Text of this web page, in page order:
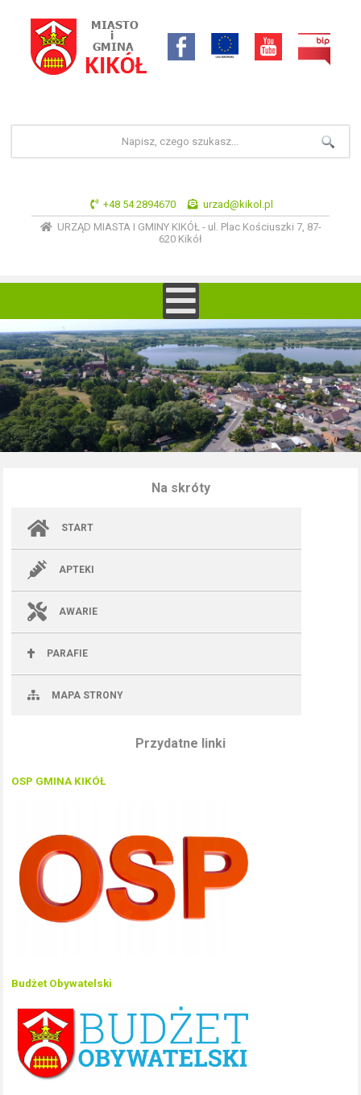
+48 54 2894670
urzad@kikol.pl
URZĄD MIASTA I GMINY KIKÓŁ - ul. Plac Kościuszki 7, 87-
620 Kikół
Na skróty
START
APTEKI
AWARIE
PARAFIE
MAPA STRONY
Przydatne linki
OSP GMINA KIKÓŁ
Budżet Obywatelski